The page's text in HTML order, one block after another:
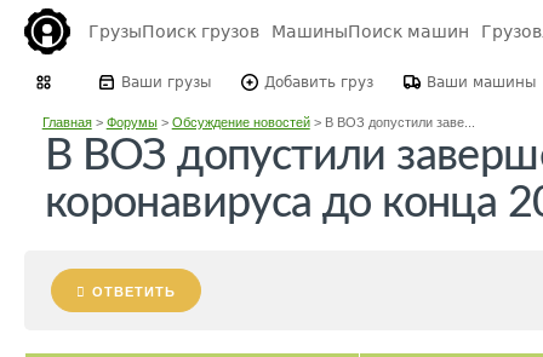
ГрузыПоиск грузов МашиныПоиск машин
Ваши грузы Добавить груз Ваши машины
Главная> Форумы> Обсуждение новостей> В ВОЗ допустили заве...
В ВОЗ допустили
коронавируса до конца
ОТВЕТИТЬ